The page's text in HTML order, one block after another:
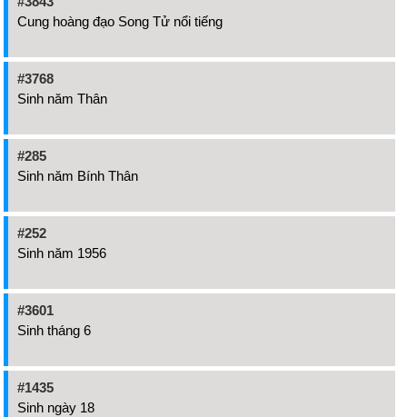
Cung hoàng đạo Song Tử nổi tiếng
#3768
Sinh năm Thân
#285
Sinh năm Bính Thân
#252
Sinh năm 1956
#3601
Sinh tháng 6
#1435
Sinh ngày 18